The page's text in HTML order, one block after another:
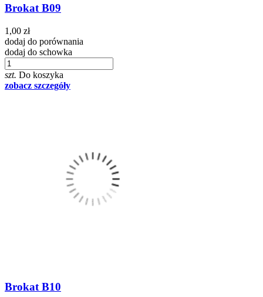
Brokat B09
1,00 zł
dodaj do porównania
dodaj do schowka
szt. Do koszyka
zobacz szczegóły
Brokat B10